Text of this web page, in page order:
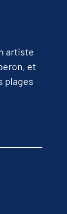
artiste
et
plages